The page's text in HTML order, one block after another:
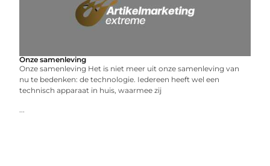
Onze samenleving
Onze samenleving Het is niet meer uit onze samenleving van
nu te bedenken: de technologie. Iedereen heeft wel een
technisch apparaat in huis, waarmee zij
...